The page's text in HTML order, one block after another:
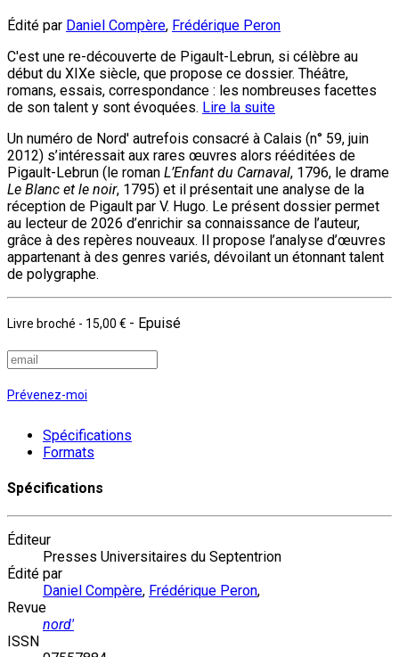
Édité par Daniel Compère, Frédérique Peron
C'est une re-découverte de Pigault-Lebrun, si célèbre au
début du XIXe siècle, que propose ce dossier. Théâtre,
romans, essais, correspondance : les nombreuses facettes
de son talent y sont évoquées. Lire la suite
Un numéro de Nord' autrefois consacré à Calais (n° 59, juin
2012) s’intéressait aux rares œuvres alors rééditées de
Pigault-Lebrun (le roman L’Enfant du Carnaval, 1796, le drame
Le Blanc et le noir, 1795) et il présentait une analyse de la
réception de Pigault par V. Hugo. Le présent dossier permet
au lecteur de 2026 d’enrichir sa connaissance de l’auteur,
grâce à des repères nouveaux. Il propose l’analyse d’œuvres
appartenant à des genres variés, dévoilant un étonnant talent
de polygraphe.
Livre broché - 15,00 € - Epuisé
Prévenez-moi
Spécifications
Formats
Spécifications
Éditeur
Presses Universitaires du Septentrion
Édité par
Daniel Compère, Frédérique Peron,
Revue
nord'
ISSN